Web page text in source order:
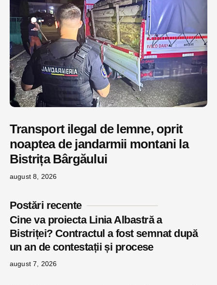
Transport ilegal de lemne, oprit
noaptea de jandarmii montani la
Bistrița Bârgăului
august 8, 2026
Postări recente
Cine va proiecta Linia Albastră a
Bistriței? Contractul a fost semnat după
un an de contestații și procese
august 7, 2026